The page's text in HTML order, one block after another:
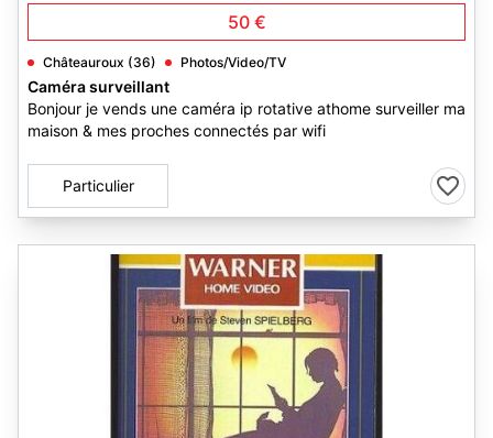
50 €
Châteauroux (36) Photos/Video/TV
Caméra surveillant
Bonjour je vends une caméra ip rotative athome surveiller ma
maison & mes proches connectés par wifi
Particulier